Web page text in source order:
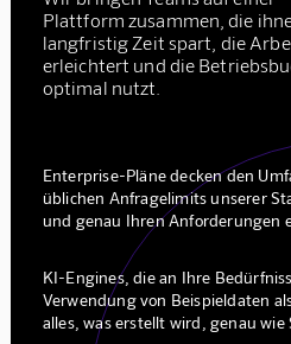
Plattform zusammen, die
langfristig Zeit spart, die
erleichtert und die
optimal nutzt.
Enterprise-Pläne decken den
üblichen Anfragelimits unserer
und genau Ihren Anforderungen
KI-Engines, die an Ihre
Verwendung von Beispieldaten
alles, was erstellt wird, genau wie